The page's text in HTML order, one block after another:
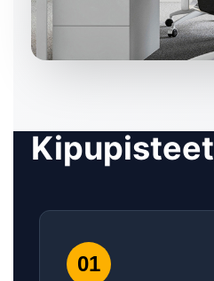
Kipupisteet
01